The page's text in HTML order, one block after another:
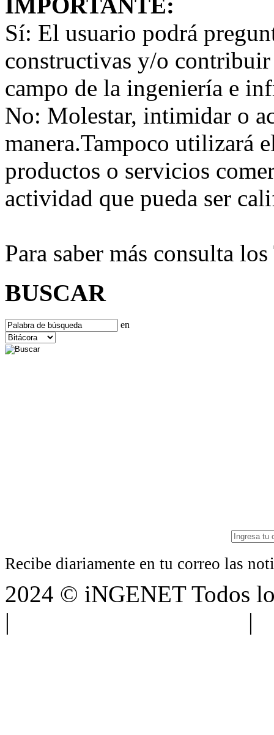
IMPORTANTE:
Sí: El usuario podrá
constructivas y/o
campo de la ingeniería e
No: Molestar, intimidar o
manera.Tampoco utilizará
productos o servicios
actividad que pueda ser
Para saber más consulta
BUSCAR
en
Recibe diariamente en tu correo las
2024 © iNGENET Todos
|
|